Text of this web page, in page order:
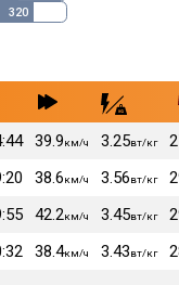
320
39.9км/ч 3.25вт/кг
38.6км/ч 3.56вт/кг
42.2км/ч 3.45вт/кг
38.4км/ч 3.43вт/кг